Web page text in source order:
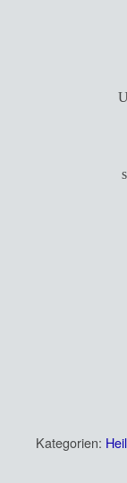
Kategorien: